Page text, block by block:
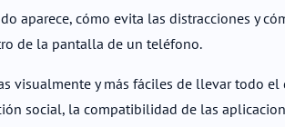
aparece, cómo evita las distracciones y
de la pantalla de un teléfono.
visualmente y más fáciles de llevar todo
social, la compatibilidad de las